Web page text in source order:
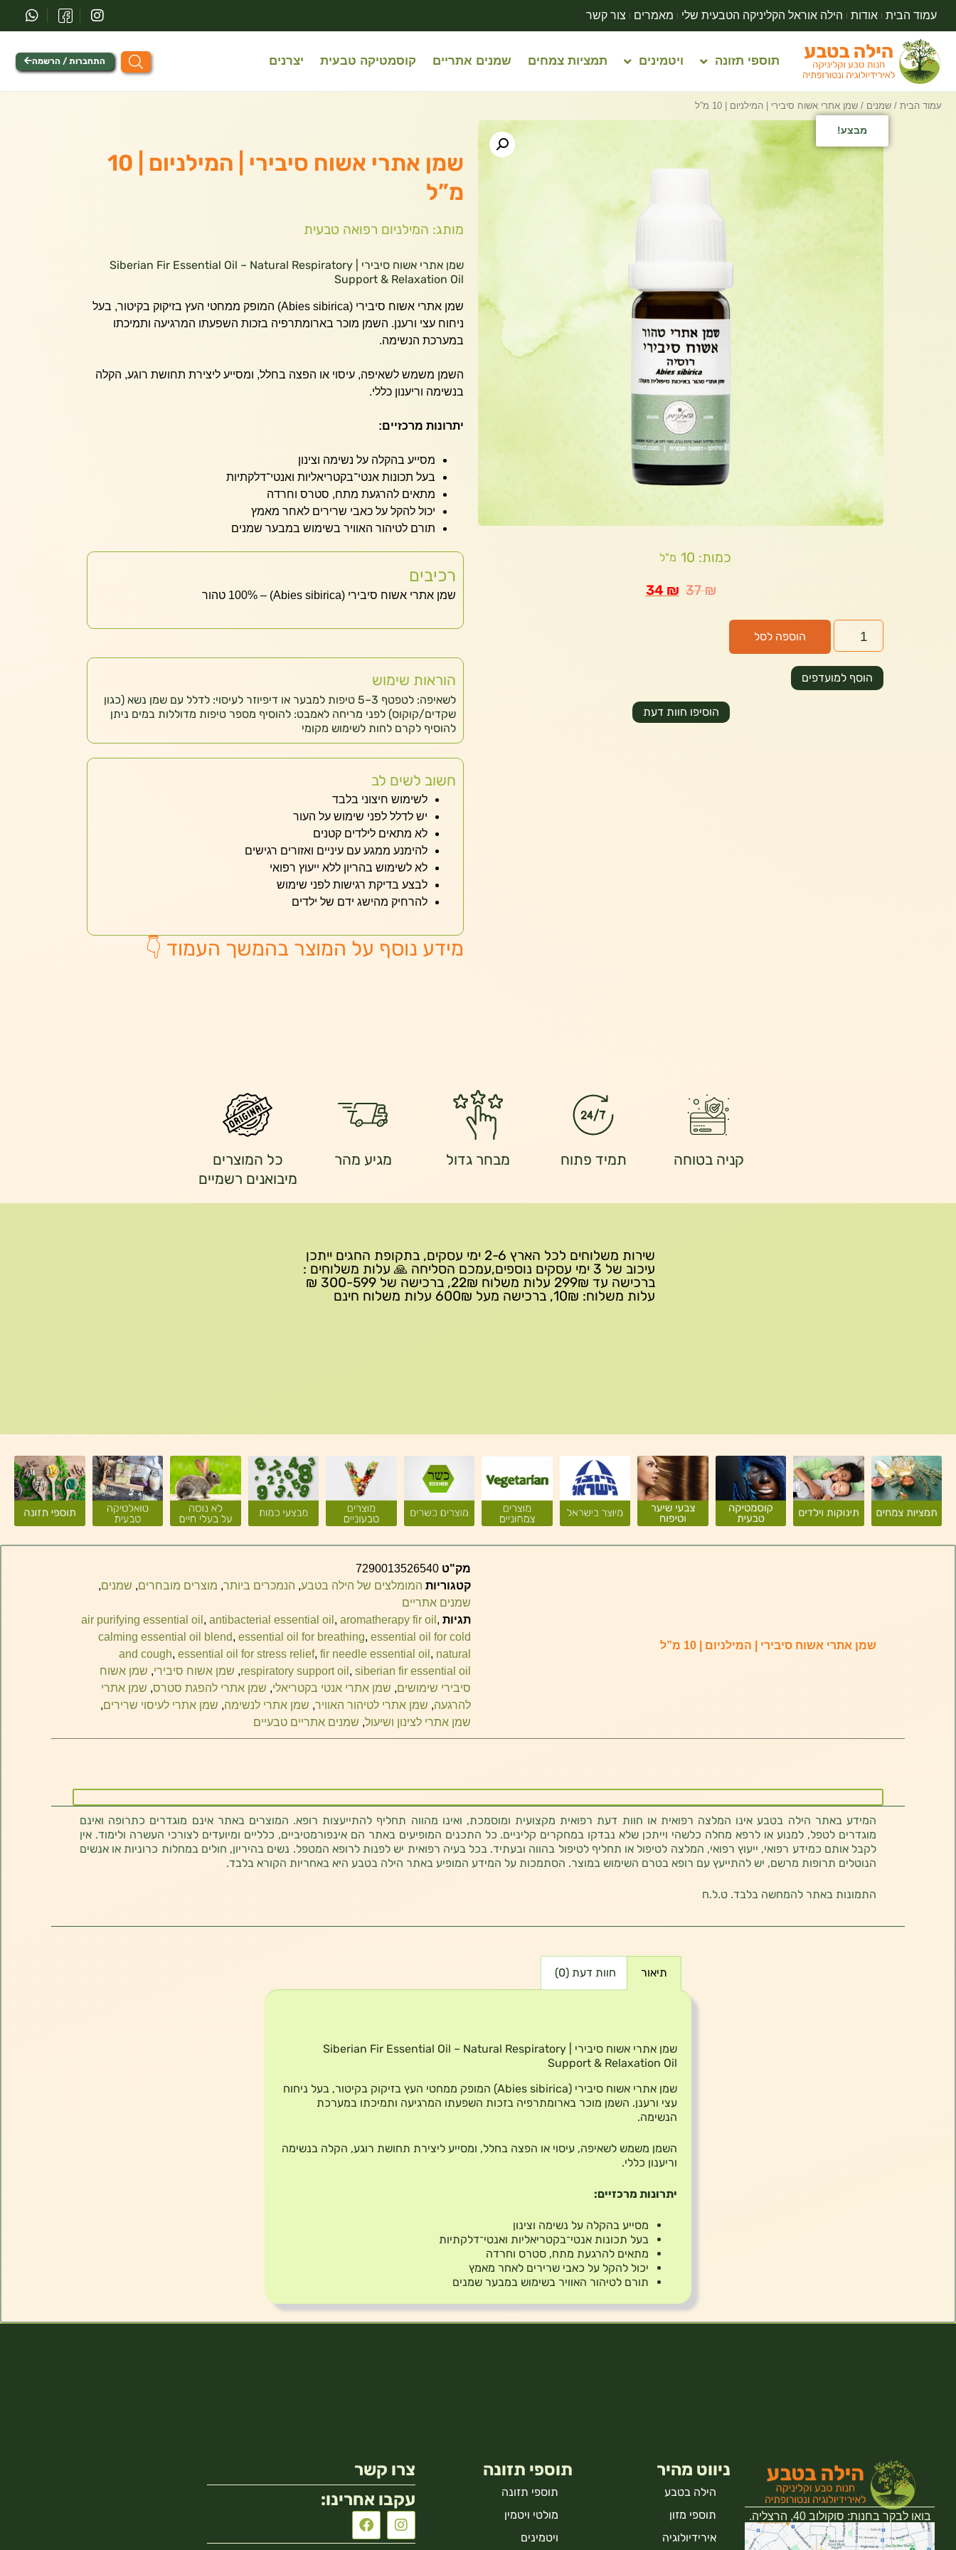
עמוד הבית אודות הילה אוראל הקליניקה הטבעית שלי מאמרים צור קשר
תוספי תזונה ויטמינים תמציות צמחים שמנים אתריים קוסמטיקה טבעית יצרנים התחברות / הרשמה
עמוד הבית / שמנים / שמן אתרי אשוח סיבירי | המילניום | 10 מ”ל
מבצע!
כמות: 10 מ"ל
37₪
34 ₪
הוספה לסל
הוסיפו חוות דעת
הוסף למועדפים
שמן אתרי אשוח סיבירי | המילניום | 10
מ”ל
מותג: המילניום רפואה טבעית
שמן אתרי אשוח סיבירי | Siberian Fir Essential Oil – Natural Respiratory
Support & Relaxation Oil
שמן אתרי אשוח סיבירי (Abies sibirica) המופק ממחטי העץ בזיקוק בקיטור, בעל
ניחוח עצי ורענן. השמן מוכר בארומתרפיה בזכות השפעתו המרגיעה ותמיכתו
במערכת הנשימה.
השמן משמש לשאיפה, עיסוי או הפצה בחלל, ומסייע ליצירת תחושת רוגע, הקלה
בנשימה וריענון כללי.
יתרונות מרכזיים:
מסייע בהקלה על נשימה וצינון
בעל תכונות אנטי־בקטריאליות ואנטי־דלקתיות
מתאים להרגעת מתח, סטרס וחרדה
יכול להקל על כאבי שרירים לאחר מאמץ
תורם לטיהור האוויר בשימוש במבער שמנים
רכיבים
שמן אתרי אשוח סיבירי (Abies sibirica) – 100% טהור
הוראות שימוש
לשאיפה: לטפטף 3–5 טיפות למבער או דיפיוזר לעיסוי: לדלל עם שמן נשא (כגון
שקדים/קוקוס) לפני מריחה לאמבט: להוסיף מספר טיפות מדוללות במים ניתן
להוסיף לקרם לחות לשימוש מקומי
חשוב לשים לב
לשימוש חיצוני בלבד
יש לדלל לפני שימוש על העור
לא מתאים לילדים קטנים
להימנע ממגע עם עיניים ואזורים רגישים
לא לשימוש בהריון ללא ייעוץ רפואי
לבצע בדיקת רגישות לפני שימוש
להרחיק מהישג ידם של ילדים
מידע נוסף על המוצר בהמשך העמוד 👇
קניה בטוחה תמיד פתוח מבחר גדול מגיע מהר
כל המוצרים
מיבואנים רשמיים
שירות משלוחים לכל הארץ 2-6 ימי עסקים, בתקופת החגים ייתכן
עיכוב של 3 ימי עסקים נוספים,עמכם הסליחה 🙏 עלות משלוחים :
ברכישה עד 299₪ עלות משלוח 22₪, ברכישה של 300-599 ₪
עלות משלוח: 10₪, ברכישה מעל 600₪ עלות משלוח חינם
שמן אתרי אשוח סיבירי | המילניום | 10 מ”ל
מק"ט 7290013526540
קטגוריות המומלצים של הילה בטבע, הנמכרים ביותר, מוצרים מובחרים, שמנים,
שמנים אתריים
תגיות
air purifying essential oil , antibacterial essential oil , aromatherapy fir oil ,
calming essential oil blend, essential oil for breathing, essential oil for cold
and cough, essential oil for stress relief, fir needle essential oil , natural
respiratory support oil , siberian fir essential oil
, שמן אשוח סיבירי, שמן אשוח
סיבירי שימושים, שמן אתרי אנטי בקטריאלי, שמן אתרי להפגת סטרס, שמן אתרי
להרגעה, שמן אתרי לטיהור האוויר, שמן אתרי לנשימה, שמן אתרי לעיסוי שרירים,
שמן אתרי לצינון ושיעול, שמנים אתריים טבעיים
המידע באתר הילה בטבע אינו המלצה רפואית או חוות דעת רפואית מקצועית ומוסמכת, ואינו מהווה תחליף להתייעצות רופא. המוצרים באתר אינם מוגדרים כתרופה ואינם
מוגדרים לטפל, למנוע או לרפא מחלה כלשהי וייתכן שלא נבדקו במחקרים קליניים. כל התכנים המופיעים באתר הם אינפורמטיביים, כלליים ומיועדים לצורכי העשרה ולימוד. אין
לקבל אותם כמידע רפואי, ייעוץ רפואי, המלצה לטיפול או תחליף לטיפול בהווה ובעתיד. בכל בעיה רפואית יש לפנות לרופא המטפל. נשים בהיריון, חולים במחלות כרוניות או אנשים
הנוטלים תרופות מרשם, יש להתייעץ עם רופא בטרם השימוש במוצר. הסתמכות על המידע המופיע באתר הילה בטבע היא באחריות הקורא בלבד.
התמונות באתר להמחשה בלבד. ט.ל.ח
תיאור חוות דעת (0)
שמן אתרי אשוח סיבירי | Siberian Fir Essential Oil – Natural Respiratory
Support & Relaxation Oil
שמן אתרי אשוח סיבירי (Abies sibirica) המופק ממחטי העץ בזיקוק בקיטור, בעל ניחוח
עצי ורענן. השמן מוכר בארומתרפיה בזכות השפעתו המרגיעה ותמיכתו במערכת
הנשימה.
השמן משמש לשאיפה, עיסוי או הפצה בחלל, ומסייע ליצירת תחושת רוגע, הקלה בנשימה
וריענון כללי.
יתרונות מרכזיים:
מסייע בהקלה על נשימה וצינון
בעל תכונות אנטי־בקטריאליות ואנטי־דלקתיות
מתאים להרגעת מתח, סטרס וחרדה
יכול להקל על כאבי שרירים לאחר מאמץ
תורם לטיהור האוויר בשימוש במבער שמנים
בואו לבקר בחנות: סוקולוב 40, הרצליה.
ניווט מהיר
הילה בטבע
תוספי מזון
אירידיולוגיה
תוספי תזונה
תוספי תזונה
מולטי ויטמין
ויטמינים
צרו קשר
עקבו אחרינו: